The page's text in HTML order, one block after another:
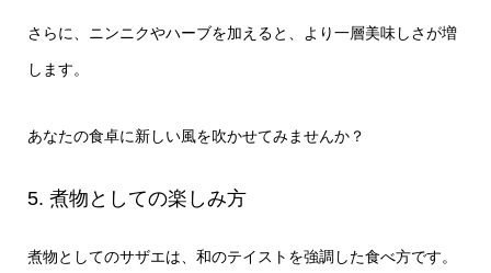
さらに、ニンニクやハーブを加えると、より一層美味しさが増
します。
あなたの食卓に新しい風を吹かせてみませんか？
5. 煮物としての楽しみ方
煮物としてのサザエは、和のテイストを強調した食べ方です。